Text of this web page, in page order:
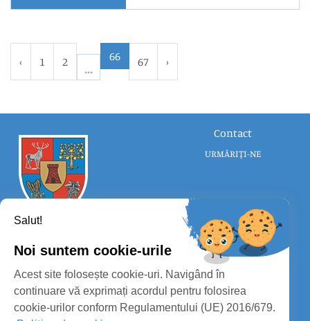
‹ 1 2 66 67 ›
PROTECȚIA DATELOR PERSONALE
MASS-MEDIA
CONSILIUL JUDEȚEAN SATU MARE
Contact
URMĂRIȚI-NE
Salut!
Noi suntem cookie-urile
Acest site folosește cookie-uri. Navigând în
continuare vă exprimați acordul pentru folosirea
cookie-urilor conform Regulamentului (UE) 2016/679.